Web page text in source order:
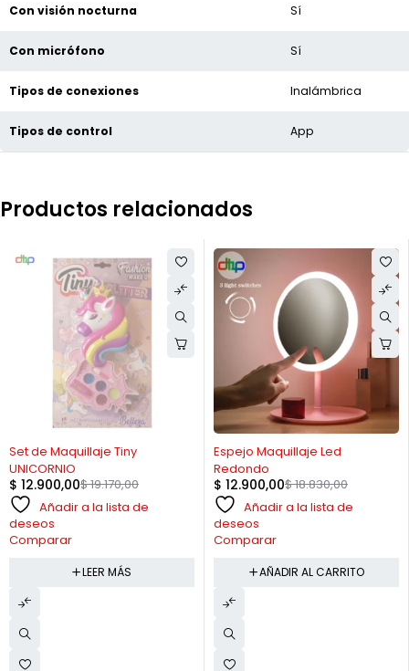
Con visión nocturna Sí
Con micrófono Sí
Tipos de conexiones Inalámbrica
Tipos de control App
Productos relacionados
Set de Maquillaje Tiny
UNICORNIO
$19.170,00
$ 12.900,00
Añadir a la lista de
deseos
Comparar
LEER MÁS
Espejo Maquillaje Led
Redondo
$18.830,00
$ 12.900,00
Añadir a la lista de
deseos
Comparar
AÑADIR AL CARRITO